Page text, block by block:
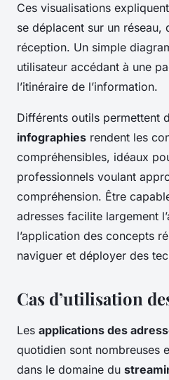
Ces visualisations
se déplacent sur un réseau,
réception. Un simple
utilisateur accédant à une
l’itinéraire de l’information.
Différents outils permettent
infographies rendent les
compréhensibles, idéaux
professionnels voulant
compréhension. Être
adresses facilite largement
l’application des concepts
naviguer et déployer des
Cas d’utilisation
Les applications des
quotidien sont nombreuses
dans le domaine du